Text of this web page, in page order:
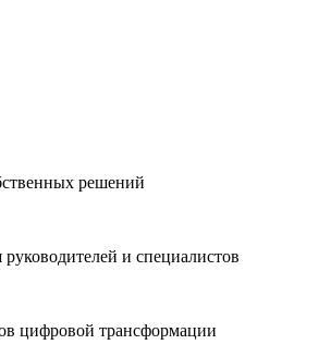
решений
и специалистов
цифровой трансформации